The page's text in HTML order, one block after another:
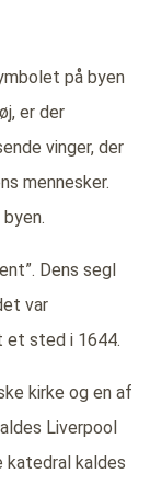
på byen
er der
vinger, der
mennesker.
Dens segl
var
et sted i 1644.
kirke og en af
Liverpool
katedral kaldes